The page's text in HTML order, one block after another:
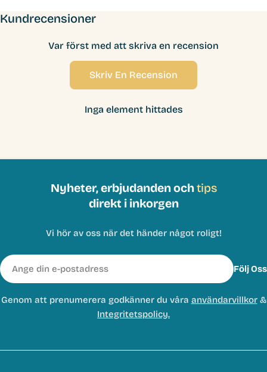
Kundrecensioner
Var först med att skriva en recension
Skriv En Recension
Inga element hittades
Nyheter, erbjudanden ochtips
direkt i inkorgen
Vi hör av oss när det händer något roligt!
E-
post
Följ Oss
Genom att prenumerera godkänner du våra användarvillkor&
Integritetspolicy.